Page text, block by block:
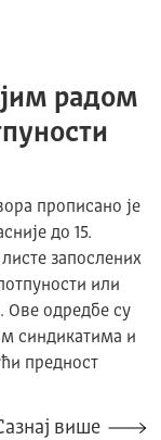
радом
прописано је
до 15.
запослених
или
одредбе су
синдикатима и
предност
више